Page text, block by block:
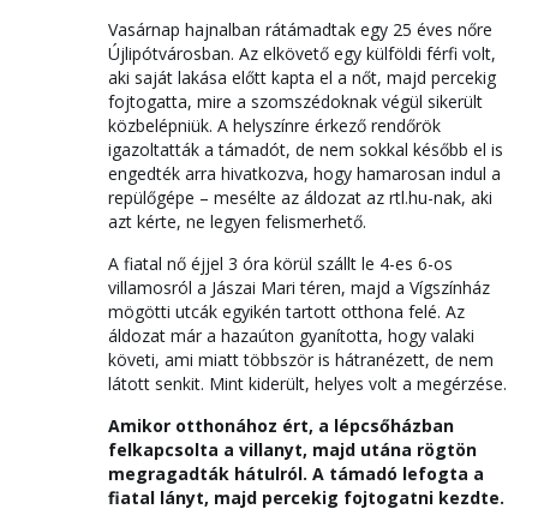
Vasárnap hajnalban rátámadtak egy 25 éves nőre
Újlipótvárosban. Az elkövető egy külföldi férfi volt,
aki saját lakása előtt kapta el a nőt, majd percekig
fojtogatta, mire a szomszédoknak végül sikerült
közbelépniük. A helyszínre érkező rendőrök
igazoltatták a támadót, de nem sokkal később el is
engedték arra hivatkozva, hogy hamarosan indul a
repülőgépe – mesélte az áldozat az rtl.hu-nak, aki
azt kérte, ne legyen felismerhető.
A fiatal nő éjjel 3 óra körül szállt le 4-es 6-os
villamosról a Jászai Mari téren, majd a Vígszínház
mögötti utcák egyikén tartott otthona felé. Az
áldozat már a hazaúton gyanította, hogy valaki
követi, ami miatt többször is hátranézett, de nem
látott senkit. Mint kiderült, helyes volt a megérzése.
Amikor otthonához ért, a lépcsőházban
felkapcsolta a villanyt, majd utána rögtön
megragadták hátulról. A támadó lefogta a
fiatal lányt, majd percekig fojtogatni kezdte.